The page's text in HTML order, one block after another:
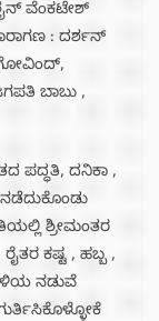
ವೆಂಕಟೇಶ್
: ದರ್ಶನ್
ಗೋವಿಂದ್,
ಬಾಬು ,
ಪದ್ಧತಿ, ದನಿಕಾ ,
ಶ್ರೀಮಂತರ
ಕಷ್ಟ , ಹಬ್ಬ ,
ನಡುವೆ